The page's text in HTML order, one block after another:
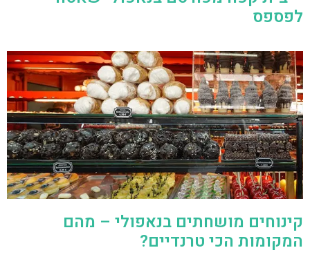
לפספס
קינוחים מושחתים בנאפולי – מהם
המקומות הכי טרנדיים?